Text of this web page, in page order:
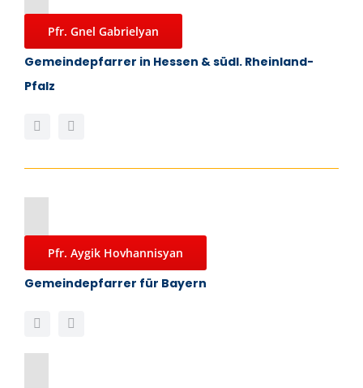
Pfr. Gnel Gabrielyan
Gemeindepfarrer in Hessen & südl. Rheinland-
Pfalz
Pfr. Aygik Hovhannisyan
Gemeindepfarrer für Bayern